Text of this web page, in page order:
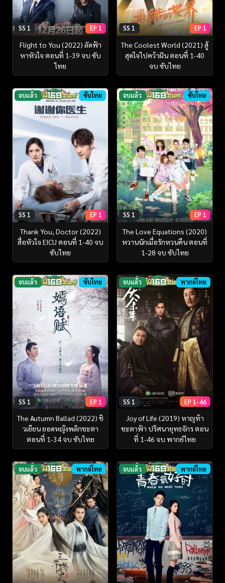
SS 1 EP 1
Flight to You (2022) ลัดฟ้า
หาหัวใจ ตอนที่ 1-39 จบ ซับ
ไทย
SS 1 EP 1
The Coolest World (2021) สู้
สุดใจไปคว้าฝัน ตอนที่ 1-40
จบ ซับไทย
จบแล้ว ซับไทย
SS 1 EP 1
Thank You, Doctor (2022)
สื่อหัวใจ EICU ตอนที่ 1-40 จบ
ซับไทย
จบแล้ว ซับไทย
SS 1 EP 1
The Love Equations (2020)
หวานนักเมื่อรักหวนคืน ตอนที่
1-28 จบ ซับไทย
จบแล้ว ซับไทย
SS 1 EP 1
The Autumn Ballad (2022) ชิ
วเยียน ยอดหญิงพลิกชะตา
ตอนที่ 1-34 จบ ซับไทย
จบแล้ว พากย์ไทย
SS 1 EP 1-46
Joy of Life (2019) หาญท้า
ชะตาฟ้า ปริศนายุทธจักร ตอน
ที่ 1-46 จบ พากย์ไทย
จบแล้ว พากย์ไทย จบแล้ว พากย์ไทย